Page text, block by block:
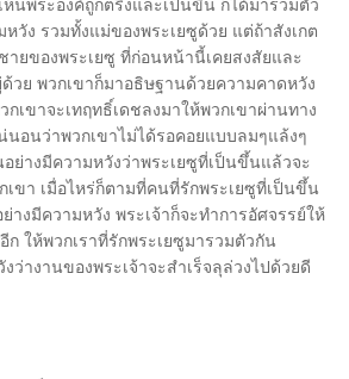
ห็นพระองค์ถูกตรึงและเป็นขึ้น ก็ได้มารวมตัว
วัง รวมทั้งแม่ของพระเยซูด้วย แต่ถ้าสังเกต
ายของพระเยซู ที่ก่อนหน้านี้เคยสงสัยและ
ด้วย พวกเขาก็มาอธิษฐานด้วยความคาดหวัง
เขาจะเทฤทธิ์เดชลงมาให้พวกเขาผ่านทาง
นว่าพวกเขาไม่ได้รอคอยแบบลมๆแล้งๆ
ย่างมีความหวังว่าพระเยซูที่เป็นขึ้นแล้วจะ
ขา เมื่อไหร่ก็ตามที่คนที่รักพระเยซูที่เป็นขึ้น
างมีความหวัง พระเจ้าก็จะทำการอัศจรรย์ให้
ก ให้พวกเราที่รักพระเยซูมารวมตัวกัน
ว่างานของพระเจ้าจะสำเร็จลุล่วงไปด้วยดี